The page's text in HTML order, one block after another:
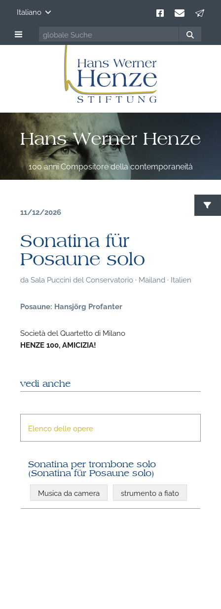
Italiano
Hans Werner Henze
100 anni Compositore della contemporaneità
11/12/2026
Sonatina für
Posaune solo
da Sala Puccini del Conservatorio · Mailand · Italien
Posaune: Hansjörg Profanter
Società del Quartetto di Milano
HENZE 100, AMICIZIA!
vedi anche
Elenco delle opere
Sonatina per trombone solo
(Sonatina für Posaune solo)
Musica da camera strumento a fiato